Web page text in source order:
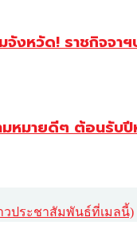
จังหวัด! ราชกิจจา
หมายดีๆ ต้อนรับ
าวประชาสัมพันธ์ที่เมลนี้)